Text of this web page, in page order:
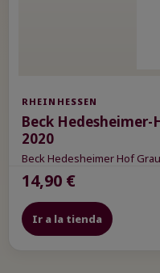
RHEINHESSEN
Beck
2020
Beck Hedesheimer Hof
14,90 €
Ir a la tienda